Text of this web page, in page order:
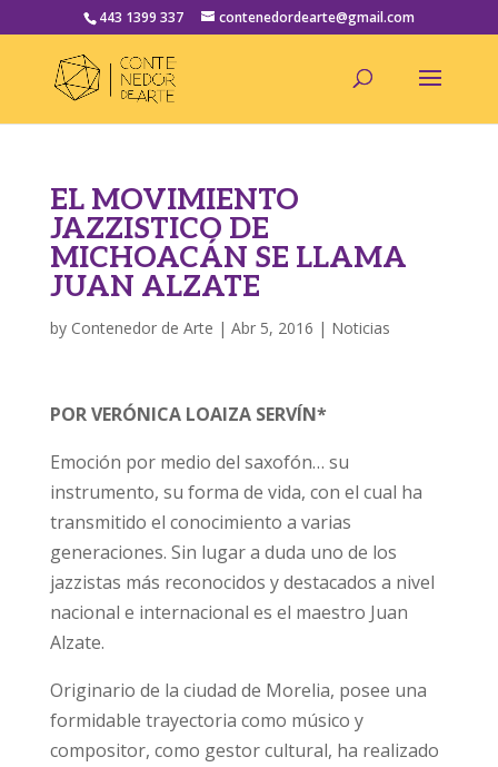
443 1399 337 contenedordearte@gmail.com
EL MOVIMIENTO
JAZZISTICO DE
MICHOACÁN SE LLAMA
JUAN ALZATE
by Contenedor de Arte | Abr 5, 2016 | Noticias
POR VERÓNICA LOAIZA SERVÍN*
Emoción por medio del saxofón… su
instrumento, su forma de vida, con el cual ha
transmitido el conocimiento a varias
generaciones. Sin lugar a duda uno de los
jazzistas más reconocidos y destacados a nivel
nacional e internacional es el maestro Juan
Alzate.
Originario de la ciudad de Morelia, posee una
formidable trayectoria como músico y
compositor, como gestor cultural, ha realizado